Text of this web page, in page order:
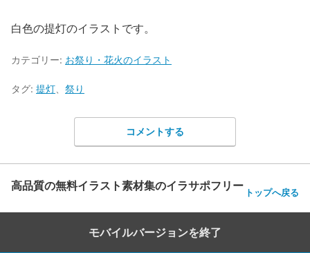
白色の提灯のイラストです。
カテゴリー: お祭り・花火のイラスト
タグ: 提灯 祭り
コメントする
高品質の無料イラスト素材集のイラサポフリー トップへ戻る
モバイルバージョンを終了